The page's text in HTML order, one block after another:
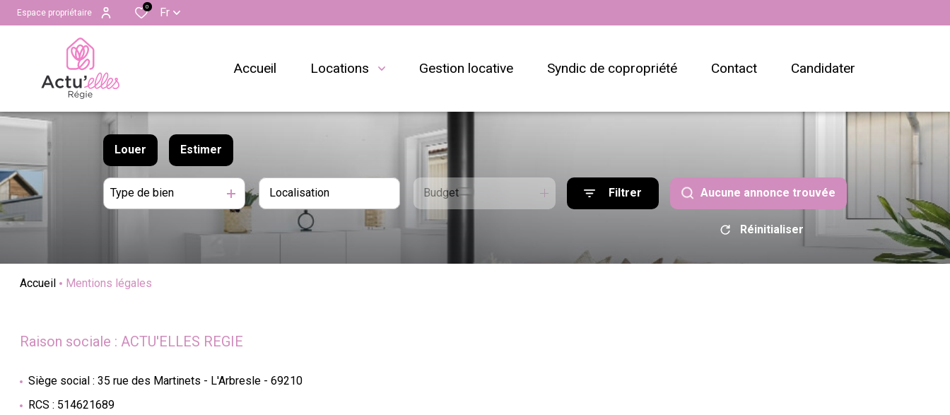
Espace propriétaire
0 Fr
accueil locations
Locations
Locations pro
gestion locative syndic de copropriété contact candidater
Louer
à l'année
Estimer
Type de bien Budget Filtrer Aucune annonce trouvée
Réinitialiser
Accueil Mentions légales
Raison sociale : ACTU'ELLES REGIE
Siège social : 35 rue des Martinets - L'Arbresle - 69210
RCS : 514621689